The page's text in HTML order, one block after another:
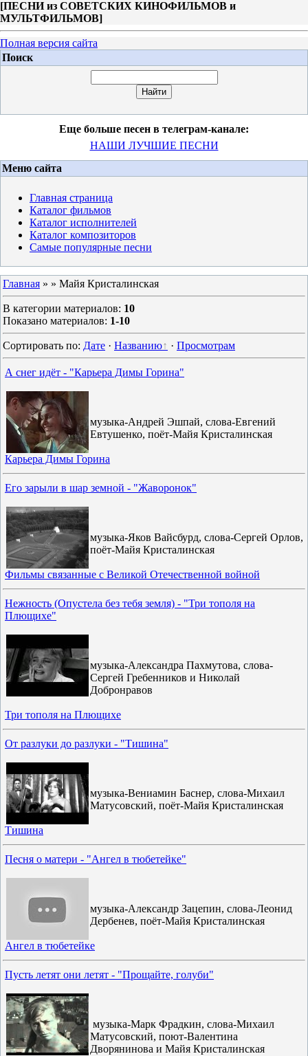
[ПЕСНИ из СОВЕТСКИХ КИНОФИЛЬМОВ и
МУЛЬТФИЛЬМОВ]
Полная версия сайта
Поиск
Еще больше песен в телеграм-канале:
НАШИ ЛУЧШИЕ ПЕСНИ
Меню сайта
Главная страница
Каталог фильмов
Каталог исполнителей
Каталог композиторов
Самые популярные песни
Главная » » Майя Кристалинская
В категории материалов: 10
Показано материалов: 1-10
Сортировать по: Дате · Названию · Просмотрам
А снег идёт - "Карьера Димы Горина"
музыка-Андрей Эшпай, слова-Евгений
Евтушенко, поёт-Майя Кристалинская
Карьера Димы Горина
Его зарыли в шар земной - "Жаворонок"
музыка-Яков Вайсбурд, слова-Сергей Орлов,
поёт-Майя Кристалинская
Фильмы связанные с Великой Отечественной войной
Нежность (Опустела без тебя земля) - "Три тополя на
Плющихе"
музыка-Александра Пахмутова, слова-
Сергей Гребенников и Николай
Добронравов
Три тополя на Плющихе
От разлуки до разлуки - "Тишина"
музыка-Вениамин Баснер, слова-Михаил
Матусовский, поёт-Майя Кристалинская
Тишина
Песня о матери - "Ангел в тюбетейке"
музыка-Александр Зацепин, слова-Леонид
Дербенев, поёт-Майя Кристалинская
Ангел в тюбетейке
Пусть летят они летят - "Прощайте, голуби"
музыка-Марк Фрадкин, слова-Михаил
Матусовский, поют-Валентина
Дворянинова и Майя Кристалинская